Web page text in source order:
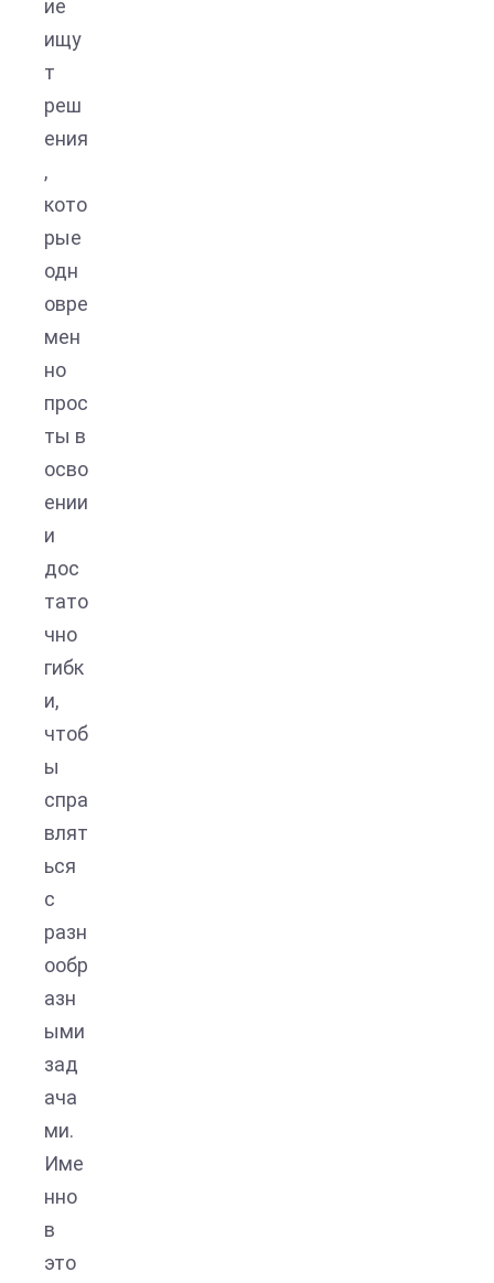
ие
ищу
т
реш
ения
,
кото
рые
одн
овре
мен
но
прос
ты в
осво
ении
и
дос
тато
чно
гибк
и,
чтоб
ы
спра
влят
ься
с
разн
ообр
азн
ыми
зад
ача
ми.
Име
нно
в
это